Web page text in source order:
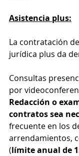
Asistencia plus:
La contratación
jurídica plus da
Consultas
por
Redacción o
contratos sea
frecuente en los
arrendamientos,
(límite anual de